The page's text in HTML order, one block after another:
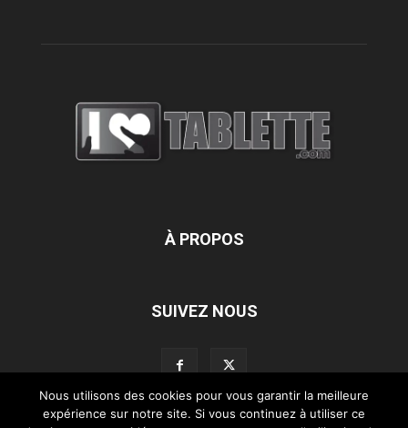
À PROPOS
SUIVEZ NOUS
Nous utilisons des cookies pour vous garantir la meilleure
expérience sur notre site. Si vous continuez à utiliser ce